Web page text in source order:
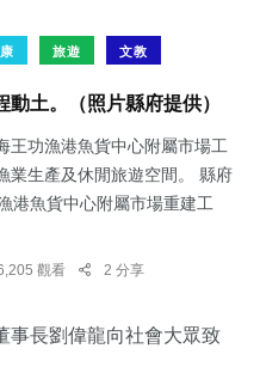
旅遊 文教
土。（照片縣府提供）
王功漁港魚貨中心附屬市場工
業生產及休閒旅遊空間。 縣府
港魚貨中心附屬市場重建工
觀看 2 分享